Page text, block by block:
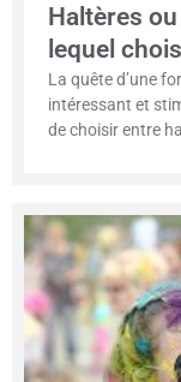
Haltères
lequel
La quête d’une
intéressant et
de choisir entre